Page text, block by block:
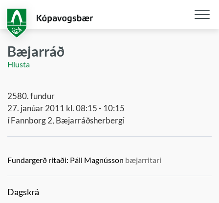
aðalefni
Bæjarráð
Hlusta
2580. fundur
27. janúar 2011 kl. 08:15 - 10:15
í Fannborg 2, Bæjarráðsherbergi
Fundargerð ritaði: Páll Magnússon bæjarritari
Dagskrá
Opna